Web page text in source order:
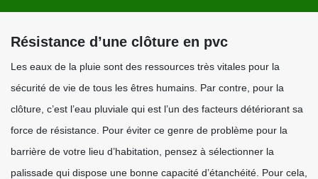
Résistance d’une clôture en pvc
Les eaux de la pluie sont des ressources très vitales pour la
sécurité de vie de tous les êtres humains. Par contre, pour la
clôture, c’est l’eau pluviale qui est l’un des facteurs détériorant sa
force de résistance. Pour éviter ce genre de problème pour la
barrière de votre lieu d’habitation, pensez à sélectionner la
palissade qui dispose une bonne capacité d’étanchéité. Pour cela,